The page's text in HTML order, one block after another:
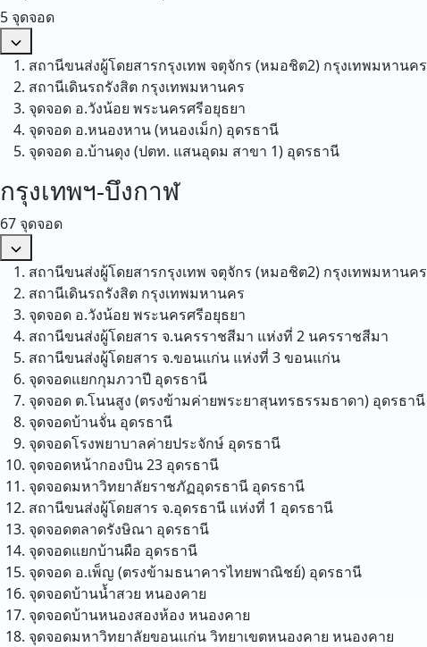
5 จุดจอด
สถานีขนส่งผู้โดยสารกรุงเทพ จตุจักร (หมอชิต2) กรุงเทพมหานคร
สถานีเดินรถรังสิต กรุงเทพมหานคร
จุดจอด อ.วังน้อย พระนครศรีอยุธยา
จุดจอด อ.หนองหาน (หนองเม็ก) อุดรธานี
จุดจอด อ.บ้านดุง (ปตท. แสนอุดม สาขา 1) อุดรธานี
กรุงเทพฯ-บึงกาฬ
67 จุดจอด
สถานีขนส่งผู้โดยสารกรุงเทพ จตุจักร (หมอชิต2) กรุงเทพมหานคร
สถานีเดินรถรังสิต กรุงเทพมหานคร
จุดจอด อ.วังน้อย พระนครศรีอยุธยา
สถานีขนส่งผู้โดยสาร จ.นครราชสีมา แห่งที่ 2 นครราชสีมา
สถานีขนส่งผู้โดยสาร จ.ขอนแก่น แห่งที่ 3ขอนแก่น
จุดจอดแยกกุมภวาปี อุดรธานี
จุดจอด ต.โนนสูง (ตรงข้ามค่ายพระยาสุนทรธรรมธาดา) อุดรธานี
จุดจอดบ้านจั่น อุดรธานี
จุดจอดโรงพยาบาลค่ายประจักษ์ อุดรธานี
จุดจอดหน้ากองบิน 23 อุดรธานี
จุดจอดมหาวิทยาลัยราชภัฏอุดรธานี อุดรธานี
สถานีขนส่งผู้โดยสาร จ.อุดรธานี แห่งที่ 1 อุดรธานี
จุดจอดตลาดรังษิณา อุดรธานี
จุดจอดแยกบ้านผือ อุดรธานี
จุดจอด อ.เพ็ญ (ตรงข้ามธนาคารไทยพาณิชย์) อุดรธานี
จุดจอดบ้านน้ำสวย หนองคาย
จุดจอดบ้านหนองสองห้อง หนองคาย
จุดจอดมหาวิทยาลัยขอนแก่น วิทยาเขตหนองคาย หนองคาย